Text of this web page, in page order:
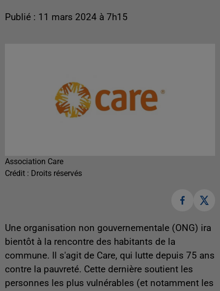
Publié : 11 mars 2024 à 7h15
Association Care
Crédit : Droits réservés
Une organisation non gouvernementale (ONG) ira
bientôt à la rencontre des habitants de la
commune. Il s'agit de Care, qui lutte depuis 75 ans
contre la pauvreté. Cette dernière soutient les
personnes les plus vulnérables (et notamment les